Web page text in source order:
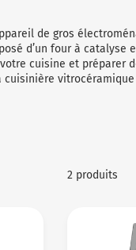
de gros
d’un four à catalyse
cuisine et préparer
cuisinière
2 produits